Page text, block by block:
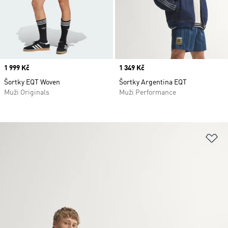
Price
1 999 Kč
Šortky EQT Woven
Muži Originals
Price
1 349 Kč
Šortky Argentina EQT
Muži Performance